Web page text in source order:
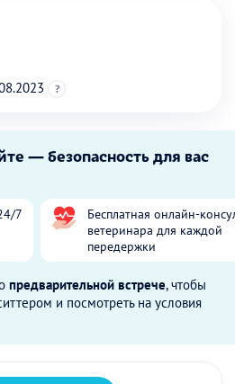
?
— безопасность для вас
7
Бесплатная онлайн-
ветеринара для каждой
передержки
предварительной встрече, чтобы
и посмотреть на условия